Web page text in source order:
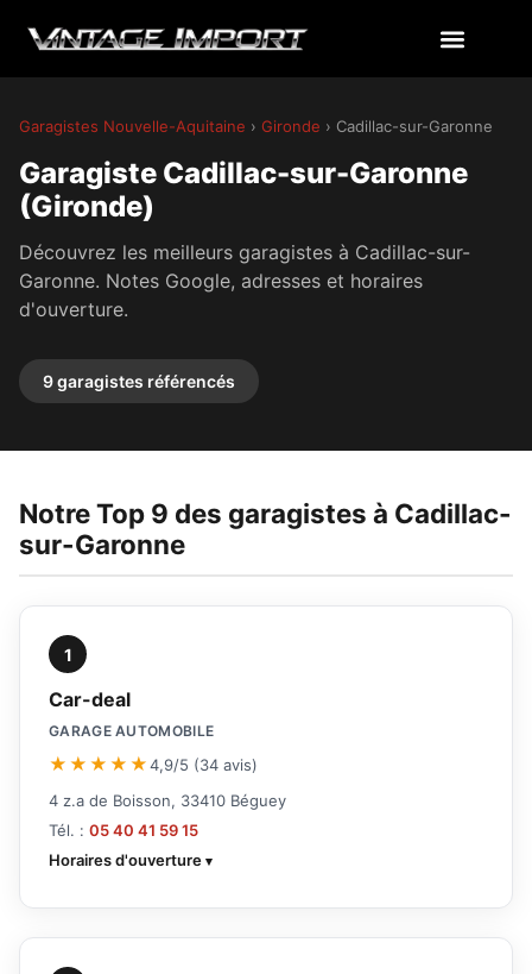
Garagistes Nouvelle-Aquitaine › Gironde › Cadillac-sur-Garonne
Garagiste Cadillac-sur-Garonne
(Gironde)
Découvrez les meilleurs garagistes à Cadillac-sur-
Garonne. Notes Google, adresses et horaires
d'ouverture.
9 garagistes référencés
Notre Top 9 des garagistes à Cadillac-
sur-Garonne
1
Car-deal
GARAGE AUTOMOBILE
★★★★★4,9/5 (34 avis)
4 z.a de Boisson, 33410 Béguey
Tél. : 05 40 41 59 15
Horaires d'ouverture